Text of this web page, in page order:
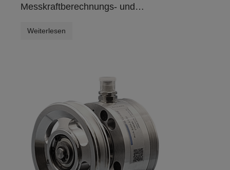
Messkraftberechnungs- und…
Weiterlesen